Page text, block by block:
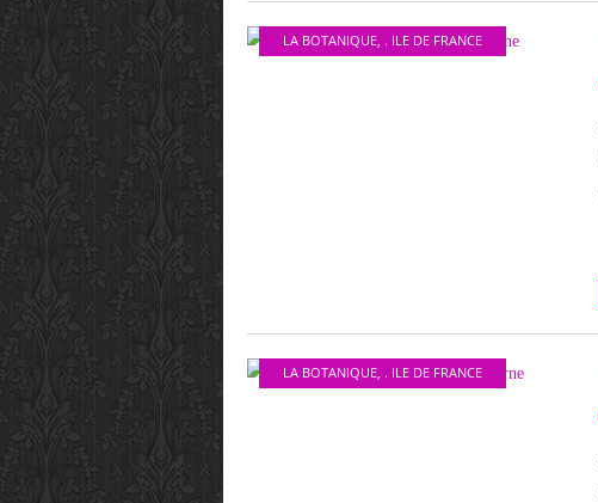
LA BOTANIQUE, . ILE DE FRANCE
LA BOTANIQUE, . ILE DE FRANCE